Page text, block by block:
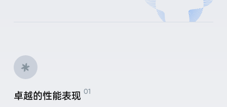
卓越的性能表现